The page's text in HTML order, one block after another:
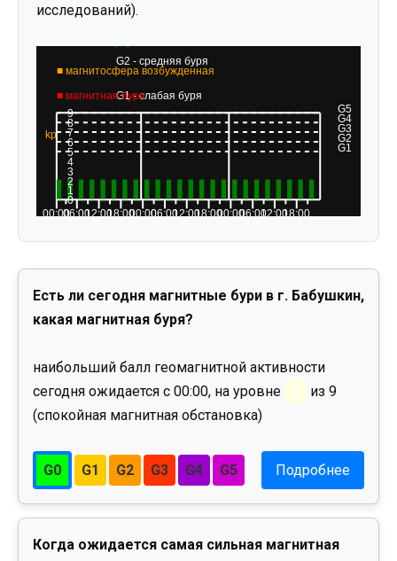
исследований).
Есть ли сегодня магнитные бури в г. Бабушкин,
какая магнитная буря?
наибольший балл геомагнитной активности
сегодня ожидается с 00:00, на уровне
0
из 9
(спокойная магнитная обстановка)
G0 G1 G2 G3 G4 G5 Подробнее
Когда ожидается самая сильная магнитная